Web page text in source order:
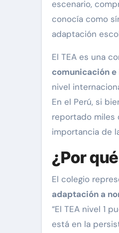
escenario,
conocía como
adaptación
El TEA es una
comunicación
nivel
En el Perú, si
reportado miles
importancia de
¿Por
El colegio
adaptación a
“El TEA nivel 1
está en la